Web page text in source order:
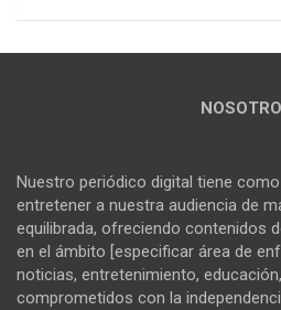
Nuestro periódico digital tiene
entretener a nuestra audiencia de
equilibrada, ofreciendo contenidos
en el ámbito [especificar área de
noticias, entretenimiento,
comprometidos con la